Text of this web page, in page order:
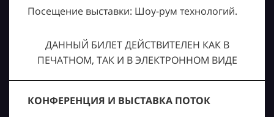
Посещение выставки: Шоу-рум технологий.
ДАННЫЙ БИЛЕТ ДЕЙСТВИТЕЛЕН КАК В
ПЕЧАТНОМ, ТАК И В ЭЛЕКТРОННОМ ВИДЕ
КОНФЕРЕНЦИЯ И ВЫСТАВКА ПОТОК